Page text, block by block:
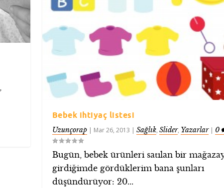
Bebek ihtiyaç listesi
Uzunçorap| Mar 26, 2013 | Sağlık, Slider, Yazarlar| 0
Bugün, bebek ürünleri satılan bir
girdiğimde gördüklerim bana şunları
düşündürüyor: 20...